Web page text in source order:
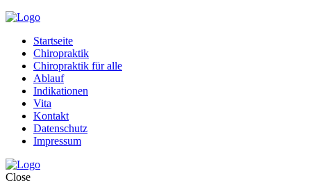
Startseite
Chiropraktik
Chiropraktik für alle
Ablauf
Indikationen
Vita
Kontakt
Datenschutz
Impressum
Close